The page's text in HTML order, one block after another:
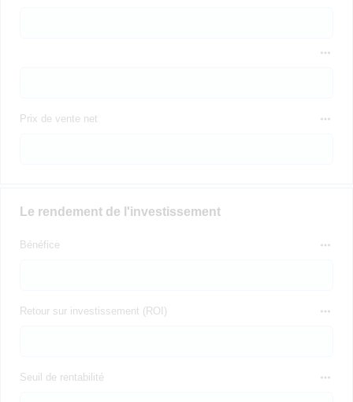
Prix de vente net
Le rendement de l'investissement
Bénéfice
Retour sur investissement (ROI)
Seuil de rentabilité